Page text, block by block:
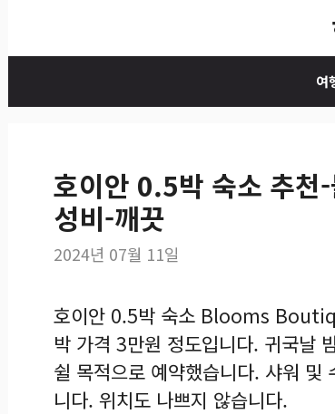
여
호이안 0.5박 숙소 추천
성비-깨끗
2024년 07월 11일
호이안 0.5박 숙소 Blooms
박 가격 3만원 정도입니다. 귀국날
쉴 목적으로 예약했습니다. 샤워 및
니다. 위치도 나쁘지 않습니다.